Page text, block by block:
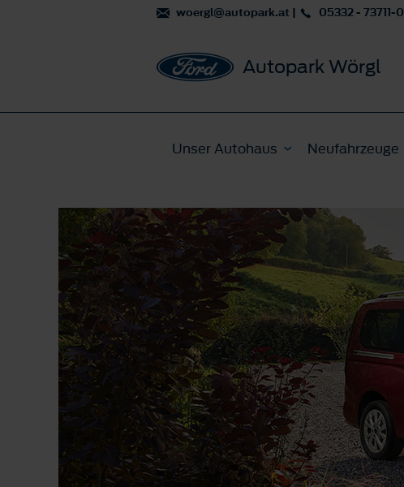
woergl@autopark.at | 05332 - 73711-0
Autopark Wörgl
Unser Autohaus Neufahrzeuge